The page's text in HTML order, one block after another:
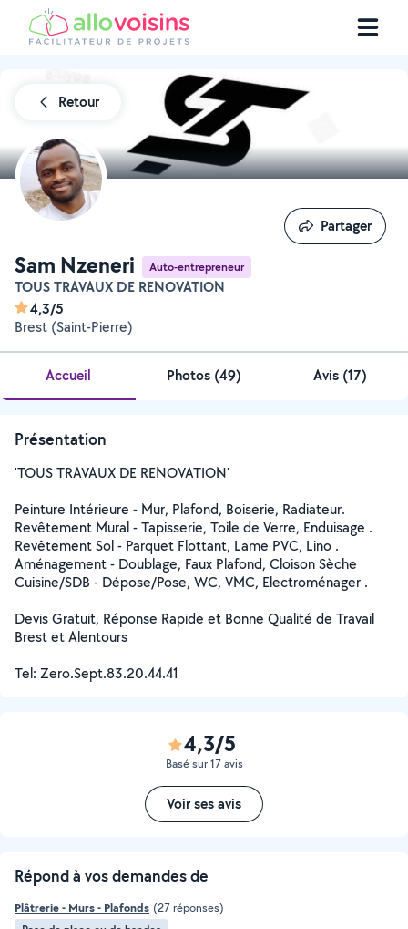
Retour
Sam Nzeneri Auto-entrepreneur
TOUS TRAVAUX DE RENOVATION
4,3/5
Brest (Saint-Pierre)
Partager
Partager
Accueil Photos (49) Avis (17)
Présentation
'TOUS TRAVAUX DE RENOVATION'
Peinture Intérieure - Mur, Plafond, Boiserie, Radiateur.
Revêtement Mural - Tapisserie, Toile de Verre, Enduisage .
Revêtement Sol - Parquet Flottant, Lame PVC, Lino .
Aménagement - Doublage, Faux Plafond, Cloison Sèche
Cuisine/SDB - Dépose/Pose, WC, VMC, Electroménager .
Devis Gratuit, Réponse Rapide et Bonne Qualité de Travail
Brest et Alentours
Tel: Zero.Sept.83.20.44.41
4,3/5
Basé sur 17 avis
Voir ses avis
Répond à vos demandes de
Plâtrerie - Murs - Plafonds (27 réponses)